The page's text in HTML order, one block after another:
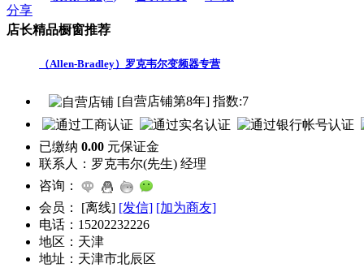
分享
店长精品橱窗推荐
（Allen-Bradley）罗克韦尔变频器专营
[自营店铺第8年] 指数:7
已缴纳 0.00 元保证金
联系人： 罗克韦尔(先生) 经理
咨询：
会员：
[离线] [发信] [加为商友]
电话： 15202232226
地区： 天津
地址： 天津市北辰区